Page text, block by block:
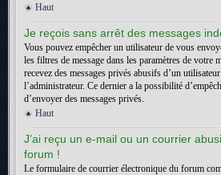
Haut
Je reçois sans arrêt des messages
Vous pouvez empêcher un utilisateur de vous
les filtres de message dans les paramètres de votre
recevez des messages privés abusifs d’un
l’administrateur. Ce dernier a la possibilité
d’envoyer des messages privés.
Haut
J’ai reçu un e-mail ou un courrier
forum !
Le formulaire de courrier électronique du forum